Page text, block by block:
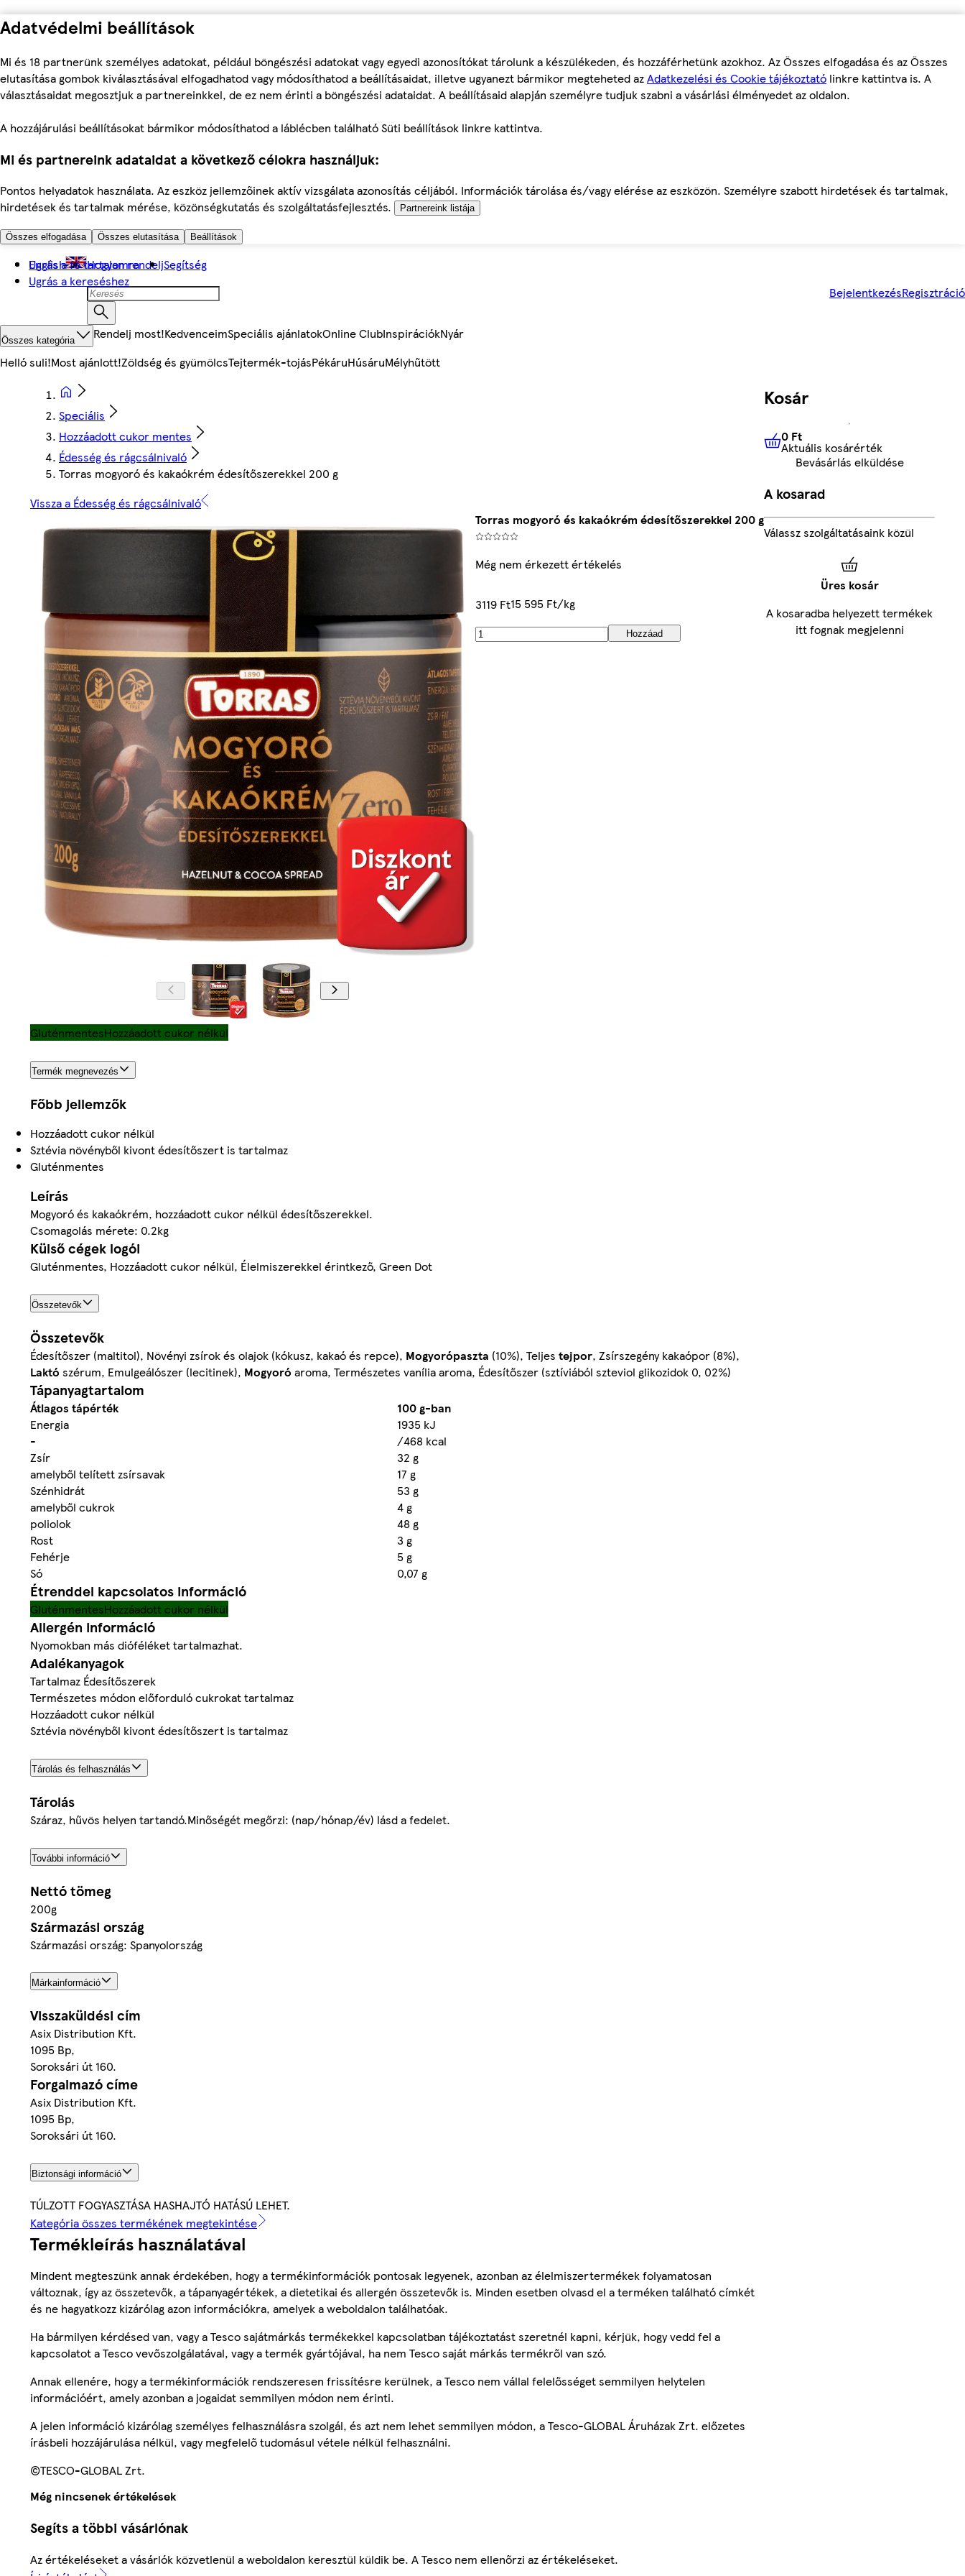
Adatvédelmi beállítások
Mi és 18 partnerünk személyes adatokat, például böngészési adatokat vagy egyedi azonosítókat tárolunk a készülékeden, és hozzáférhetünk azokhoz. Az Összes elfogadása és az Összes
elutasítása gombok kiválasztásával elfogadhatod vagy módosíthatod a beállításaidat, illetve ugyanezt bármikor megteheted azAdatkezelési és Cookie tájékoztató linkre kattintva is. A
választásaidat megosztjuk a partnereinkkel, de ez nem érinti a böngészési adataidat. A beállításaid alapján személyre tudjuk szabni a vásárlási élményedet az oldalon.
A hozzájárulási beállításokat bármikor módosíthatod a láblécben található Süti beállítások linkre kattintva.
Mi és partnereink adataidat a következő célokra használjuk:
Pontos helyadatok használata. Az eszköz jellemzőinek aktív vizsgálata azonosítás céljából. Információk tárolása és/vagy elérése az eszközön. Személyre szabott hirdetések és tartalmak,
hirdetések és tartalmak mérése, közönségkutatás és szolgáltatásfejlesztés.
Partnereink listája
Összes elfogadása Összes elutasítása Beállítások
Ugrás a fő tartalomra
Ugrás a kereséshez
English Hogyan rendeljSegítség
BejelentkezésRegisztráció
Összes kategória Rendelj most!KedvenceimSpeciális ajánlatokOnline ClubInspirációkNyár
Helló suli!Most ajánlott!Zöldség és gyümölcsTejtermék-tojásPékáruHúsáruMélyhűtött
Speciális
Hozzáadott cukor mentes
Édesség és rágcsálnivaló
Torras mogyoró és kakaókrém édesítőszerekkel 200 g
Vissza a Édesség és rágcsálnivaló
Torras mogyoró és kakaókrém édesítőszerekkel 200 g
Még nem érkezett értékelés
3119 Ft15 595 Ft/kg
Hozzáad
GluténmentesHozzáadott cukor nélkül
Termék megnevezés
Főbb jellemzők
Hozzáadott cukor nélkül
Sztévia növényből kivont édesítőszert is tartalmaz
Gluténmentes
Leírás
Mogyoró és kakaókrém, hozzáadott cukor nélkül édesítőszerekkel.
Csomagolás mérete: 0.2kg
Külső cégek logói
Gluténmentes, Hozzáadott cukor nélkül, Élelmiszerekkel érintkező, Green Dot
Összetevők
Összetevők
Édesítőszer (maltitol), Növényi zsírok és olajok (kókusz, kakaó és repce), Mogyorópaszta (10%), Teljes tejpor, Zsírszegény kakaópor (8%),
Laktó szérum, Emulgeálószer (lecitinek), Mogyoró aroma, Természetes vanília aroma, Édesítőszer (sztíviából szteviol glikozidok 0, 02%)
Tápanyagtartalom
Átlagos tápérték
100 g-ban
Energia
1935 kJ
-
/468 kcal
Zsír
32 g
amelyből telített zsírsavak
17 g
Szénhidrát
53 g
amelyből cukrok
4 g
poliolok
48 g
Rost
3 g
Fehérje
5 g
Só
0,07 g
Étrenddel kapcsolatos információ
GluténmentesHozzáadott cukor nélkül
Allergén információ
Nyomokban más dióféléket tartalmazhat.
Adalékanyagok
Tartalmaz Édesítőszerek
Természetes módon előforduló cukrokat tartalmaz
Hozzáadott cukor nélkül
Sztévia növényből kivont édesítőszert is tartalmaz
Tárolás és felhasználás
Tárolás
Száraz, hűvös helyen tartandó.Minőségét megőrzi: (nap/hónap/év) lásd a fedelet.
További információ
Nettó tömeg
200g
Származási ország
Származási ország: Spanyolország
Márkainformáció
Visszaküldési cím
Asix Distribution Kft.
1095 Bp,
Soroksári út 160.
Forgalmazó címe
Asix Distribution Kft.
1095 Bp,
Soroksári út 160.
Biztonsági információ
TÚLZOTT FOGYASZTÁSA HASHAJTÓ HATÁSÚ LEHET.
Kategória összes termékének megtekintése
Termékleírás használatával
Mindent megteszünk annak érdekében, hogy a termékinformációk pontosak legyenek, azonban az élelmiszertermékek folyamatosan
változnak, így az összetevők, a tápanyagértékek, a dietetikai és allergén összetevők is. Minden esetben olvasd el a terméken található címkét
és ne hagyatkozz kizárólag azon információkra, amelyek a weboldalon találhatóak.
Ha bármilyen kérdésed van, vagy a Tesco sajátmárkás termékekkel kapcsolatban tájékoztatást szeretnél kapni, kérjük, hogy vedd fel a
kapcsolatot a Tesco vevőszolgálatával, vagy a termék gyártójával, ha nem Tesco saját márkás termékről van szó.
Annak ellenére, hogy a termékinformációk rendszeresen frissítésre kerülnek, a Tesco nem vállal felelősséget semmilyen helytelen
információért, amely azonban a jogaidat semmilyen módon nem érinti.
A jelen információ kizárólag személyes felhasználásra szolgál, és azt nem lehet semmilyen módon, a Tesco-GLOBAL Áruházak Zrt. előzetes
írásbeli hozzájárulása nélkül, vagy megfelelő tudomásul vétele nélkül felhasználni.
©TESCO-GLOBAL Zrt.
Még nincsenek értékelések
Segíts a többi vásárlónak
Az értékeléseket a vásárlók közvetlenül a weboldalon keresztül küldik be. A Tesco nem ellenőrzi az értékeléseket.
Kosár
0 FtAktuális kosárérték
0 Ft
Aktuális kosárérték
Bevásárlás elküldése
A kosarad
Válassz szolgáltatásaink közül
Üres kosár
A kosaradba helyezett termékek
itt fognak megjelenni